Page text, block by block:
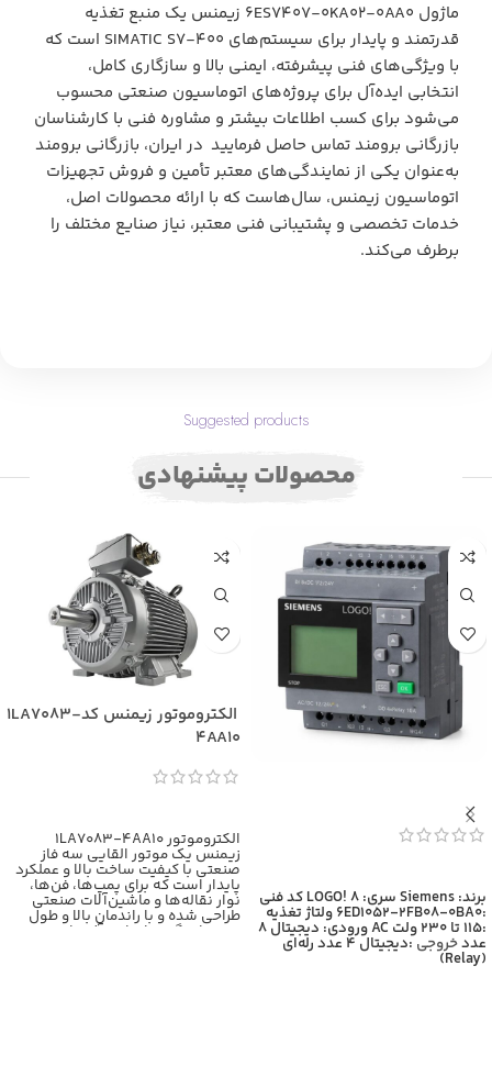
ماژول 6ES7407-0KA02-0AA0 زیمنس یک منبع تغذیه
قدرتمند و پایدار برای سیستم‌های SIMATIC S7-400 است که
با ویژگی‌های فنی پیشرفته، ایمنی بالا و سازگاری کامل،
انتخابی ایده‌آل برای پروژه‌های اتوماسیون صنعتی محسوب
می‌شود برای کسب اطلاعات بیشتر و مشاوره فنی با کارشناسان
بازرگانی برومند تماس حاصل فرمایید در ایران، بازرگانی برومند
به‌عنوان یکی از نمایندگی‌های معتبر تأمین و فروش تجهیزات
اتوماسیون زیمنس، سال‌هاست که با ارائه محصولات اصل،
خدمات تخصصی و پشتیبانی فنی معتبر، نیاز صنایع مختلف را
برطرف می‌کند.
Suggested products
محصولات پیشنهادی
برند: Siemens سری: LOGO! 8 کد فنی
:6ED1052-2FB08-0BA0 ولتاژ تغذیه
:115 تا 230 ولت AC ورودی: دیجیتال 8
عددخروجی :دیجیتال 4 عدد رله‌ای
(Relay)
الکتروموتور زیمنس کد1LA7083-
4AA10
الکتروموتور 1LA7083-4AA10
زیمنس یک موتور القایی سه فاز
صنعتی با کیفیت ساخت بالا و عملکرد
پایدار است که برای پمپ‌ها، فن‌ها،
نوار نقاله‌ها و ماشین‌آلات صنعتی
طراحی شده و با راندمان بالا و طول
عمر زیاد، گزینه‌ای ایده‌آل برای